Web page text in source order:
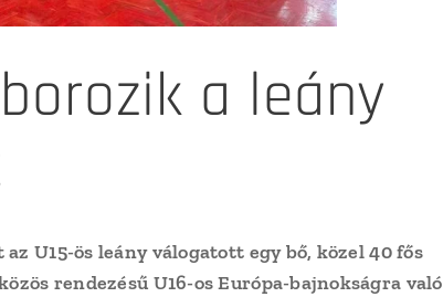
a leány
U15-ös leány válogatott egy bő, közel 40 fős
rendezésű U16-os Európa-bajnokságra való